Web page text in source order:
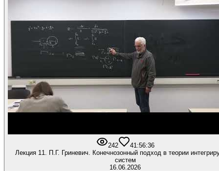
242 41:56:36
Лекция 11. П.Г. Гриневич. Конечнозонный подход в теории
систем
16.06.2026